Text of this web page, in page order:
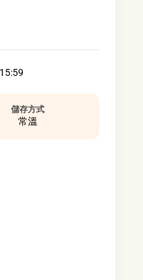
儲存方式
常溫